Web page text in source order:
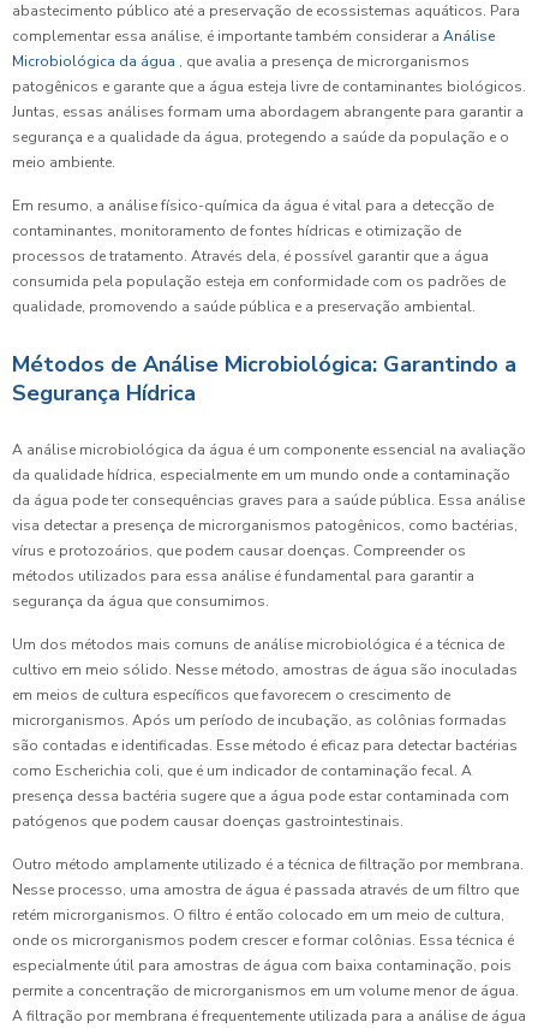
abastecimento público até a preservação de ecossistemas aquáticos. Para
complementar essa análise, é importante também considerar a Análise
Microbiológica da água , que avalia a presença de microrganismos
patogênicos e garante que a água esteja livre de contaminantes biológicos.
Juntas, essas análises formam uma abordagem abrangente para garantir a
segurança e a qualidade da água, protegendo a saúde da população e o
meio ambiente.
Em resumo, a análise físico-química da água é vital para a detecção de
contaminantes, monitoramento de fontes hídricas e otimização de
processos de tratamento. Através dela, é possível garantir que a água
consumida pela população esteja em conformidade com os padrões de
qualidade, promovendo a saúde pública e a preservação ambiental.
Métodos de Análise Microbiológica: Garantindo a
Segurança Hídrica
A análise microbiológica da água é um componente essencial na avaliação
da qualidade hídrica, especialmente em um mundo onde a contaminação
da água pode ter consequências graves para a saúde pública. Essa análise
visa detectar a presença de microrganismos patogênicos, como bactérias,
vírus e protozoários, que podem causar doenças. Compreender os
métodos utilizados para essa análise é fundamental para garantir a
segurança da água que consumimos.
Um dos métodos mais comuns de análise microbiológica é a técnica de
cultivo em meio sólido. Nesse método, amostras de água são inoculadas
em meios de cultura específicos que favorecem o crescimento de
microrganismos. Após um período de incubação, as colônias formadas
são contadas e identificadas. Esse método é eficaz para detectar bactérias
como Escherichia coli, que é um indicador de contaminação fecal. A
presença dessa bactéria sugere que a água pode estar contaminada com
patógenos que podem causar doenças gastrointestinais.
Outro método amplamente utilizado é a técnica de filtração por membrana.
Nesse processo, uma amostra de água é passada através de um filtro que
retém microrganismos. O filtro é então colocado em um meio de cultura,
onde os microrganismos podem crescer e formar colônias. Essa técnica é
especialmente útil para amostras de água com baixa contaminação, pois
permite a concentração de microrganismos em um volume menor de água.
A filtração por membrana é frequentemente utilizada para a análise de água